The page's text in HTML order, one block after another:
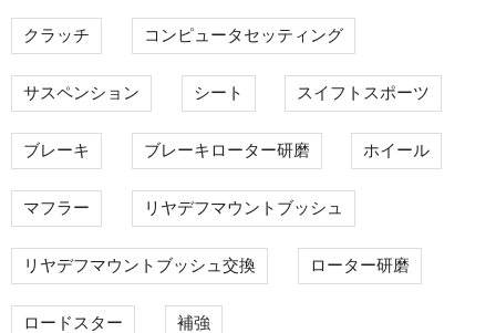
クラッチ コンピュータセッティング
サスペンション シート スイフトスポーツ
ブレーキ ブレーキローター研磨 ホイール
マフラー リヤデフマウントブッシュ
リヤデフマウントブッシュ交換 ローター研磨
ロードスター 補強